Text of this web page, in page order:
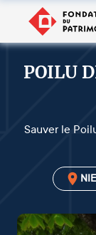
POILU
Sauver le